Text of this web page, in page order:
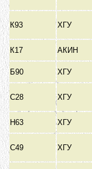
К93 ХГУ
К17
АКИН
Б90
ХГУ
С28 ХГУ
Н63
ХГУ
С49 ХГУ